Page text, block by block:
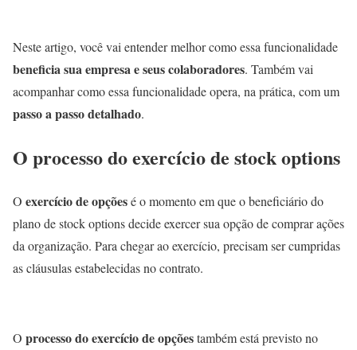
Neste artigo, você vai entender melhor como essa funcionalidade
beneficia sua empresa e seus colaboradores. Também vai
acompanhar como essa funcionalidade opera, na prática, com um
passo a passo detalhado.
O processo do exercício de stock options
O exercício de opçõesé o momento em que o beneficiário do
plano de stock options decide exercer sua opção de comprar ações
da organização. Para chegar ao exercício, precisam ser cumpridas
as cláusulas estabelecidas no contrato.
O processo do exercício de opçõestambém está previsto no